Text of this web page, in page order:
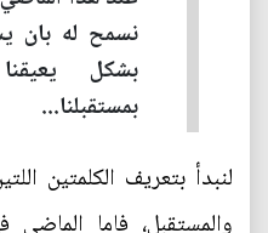
نسمح له بان
بشكل
بمستقبلنا...
لنبدأ بتعريف الكلمتين